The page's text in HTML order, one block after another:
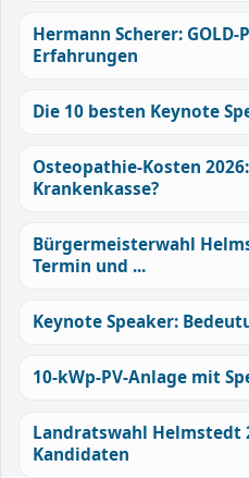
Hermann Scherer:
Erfahrungen
Die 10 besten Keynote
Osteopathie-Kosten
Krankenkasse?
Bürgermeisterwahl
Termin und ...
Keynote Speaker:
10-kWp-PV-Anlage mit
Landratswahl Helmstedt
Kandidaten